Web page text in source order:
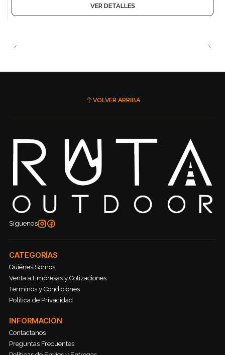
VER DETALLES
VOLVER ARRIBA
Síguenos
CATEGORÍAS
Quiénes Somos
Venta a Empresas y Cotizaciones
Terminos y Condiciones
Política de Privacidad
INFORMACIÓN
Contactanos
Preguntas Frecuentes